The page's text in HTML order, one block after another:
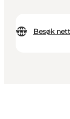
Besøk